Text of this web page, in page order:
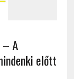
– A
előtt